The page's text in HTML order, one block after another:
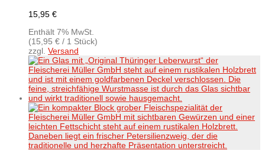
15,95 €
Enthält 7% MwSt.
(15,95 € / 1 Stück)
zzgl. Versand